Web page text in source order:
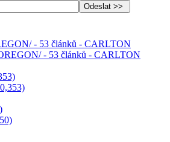
- 53 článků - CARLTON